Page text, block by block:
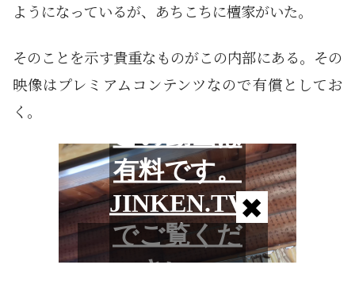
ようになっているが、あちこちに檀家がいた。
そのことを示す貴重なものがこの内部にある。その
映像はプレミアムコンテンツなので有償としてお
く。